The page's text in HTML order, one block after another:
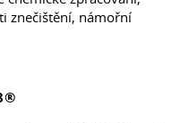
znečištění, námořní